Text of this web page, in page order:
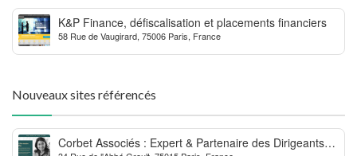
K&P Finance, défiscalisation et placements financiers
58 Rue de Vaugirard, 75006 Paris, France
Nouveaux sites référencés
Corbet Associés : Expert & Partenaire des Dirigeants